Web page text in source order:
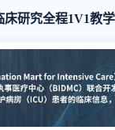
床研究全程1V1教